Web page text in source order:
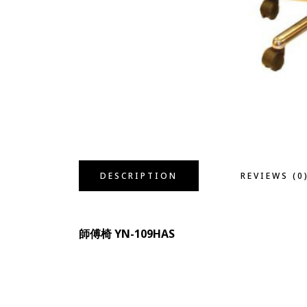
DESCRIPTION REVIEWS
師傅椅 YN-109HAS